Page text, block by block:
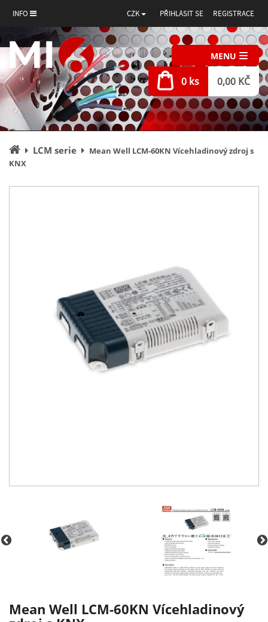
INFO CZK PŘIHLÁSIT SE REGISTRACE
MENU
0 ks 0,00 KČ
Úvodní
stránka
LCM serie
Mean Well LCM-60KN Vícehladinový zdroj s
KNX
Mean Well LCM-60KN Vícehladinový